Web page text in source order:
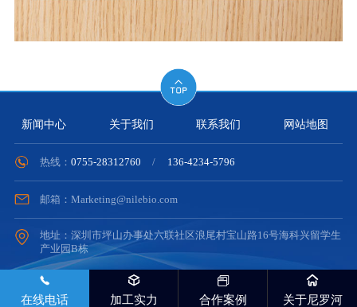
新闻中心 关于我们 联系我们 网站地图
热线： 0755-28312760 / 136-4234-5796
邮箱：Marketing@nilebio.com
地址：深圳市坪山办事处六联社区浪尾村宝山路16号海科兴留学生
产业园B栋
在线电话 加工实力 合作案例 关于尼罗河